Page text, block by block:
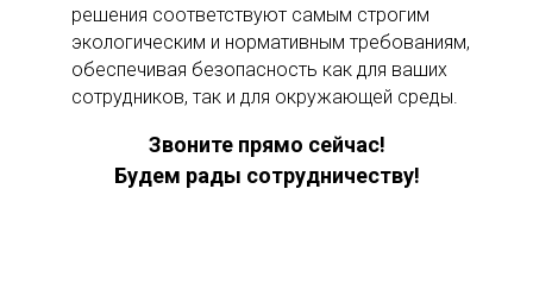
решения соответствуют самым строгим
экологическим и нормативным требованиям,
обеспечивая безопасность как для ваших
сотрудников, так и для окружающей среды.
Звоните прямо сейчас!
Будем рады сотрудничеству!